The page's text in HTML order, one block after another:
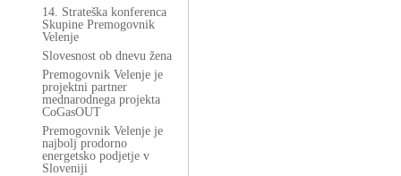
14. Strateška konferenca
Skupine Premogovnik
Velenje
Slovesnost ob dnevu žena
Premogovnik Velenje je
projektni partner
mednarodnega projekta
CoGasOUT
Premogovnik Velenje je
najbolj prodorno
energetsko podjetje v
Sloveniji